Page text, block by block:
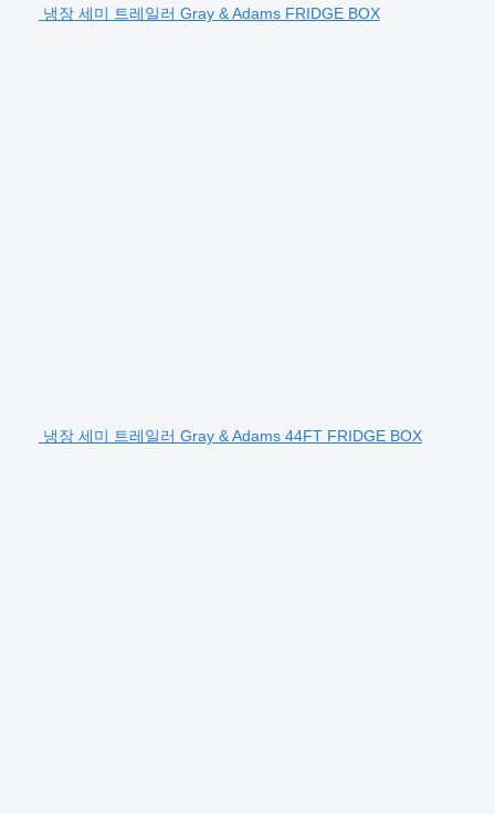
냉장 세미 트레일러 Gray & Adams FRIDGE BOX
냉장 세미 트레일러 Gray & Adams 44FT FRIDGE BOX